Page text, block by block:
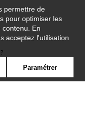
permettre de
pour optimiser les
contenu. En
acceptez l'utilisation
Paramétrer